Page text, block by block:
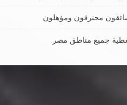
محترفون ومؤهلون
جميع مناطق مصر